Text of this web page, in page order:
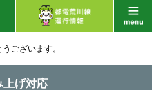
ございます。
上げ対応